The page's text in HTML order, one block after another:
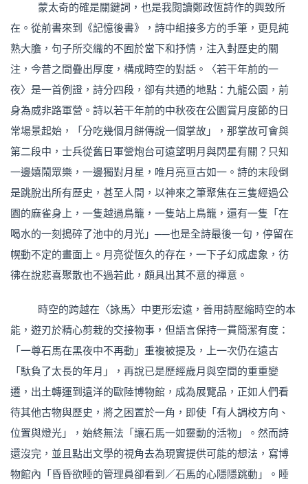
蒙太奇的確是關鍵詞，也是我閱讀鄭政恆詩作的興致所
在。從前書來到《記憶後書》，詩中組接多方的手筆，更見純
熟大膽，句子所交織的不囿於當下和抒情，注入對歷史的關
注，今昔之間疊出厚度，構成時空的對話。〈若干年前的一
夜〉是一首例證，詩分四段，卻有共通的地點：九龍公園，前
身為威非路軍營。詩以若干年前的中秋夜在公園賞月度節的日
常場景起始，「分吃幾個月餅傳說一個掌故」，那掌故可會與
第二段中，士兵從舊日軍營炮台可遠望明月與閃星有關？只知
一邊嬉鬧眾樂，一邊獨對月星，唯月亮亘古如一。詩的末段倒
是跳脫出所有歷史，甚至人間，以神來之筆聚焦在三隻經過公
園的麻雀身上，一隻越過鳥籠，一隻站上鳥籠，還有一隻「在
喝水的一刻搗碎了池中的月光」──也是全詩最後一句，停留在
幌動不定的畫面上。月亮從恆久的存在，一下子幻成虛象，彷
彿在說悲喜聚散也不過若此，頗具出其不意的禪意。
時空的跨越在〈詠馬〉中更形宏遠，善用詩壓縮時空的本
能，遊刃於精心剪栽的交接物事，但語言保持一貫簡潔有度：
「一尊石馬在黑夜中不再動」重複被提及，上一次仍在遠古
「馱負了太長的年月」，再說已是歷經歲月與空間的重重變
遷，出土轉運到遠洋的歐陸博物館，成為展覽品，正如人們看
待其他古物與歷史，將之困置於一角，即使「有人調校方向、
位置與燈光」，始終無法「讓石馬一如靈動的活物」。然而詩
還沒完，並且點出文學的視角去為現實提供可能的想法，寫博
物館內「昏昏欲睡的管理員卻看到／石馬的心隱隱跳動」。睡